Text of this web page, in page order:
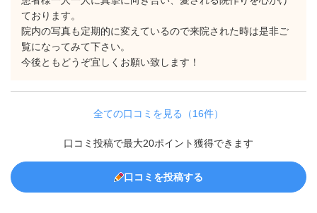
ております。
院内の写真も定期的に変えているので来院された時は是非ご
覧になってみて下さい。
今後ともどうぞ宜しくお願い致します！
全ての口コミを見る（16件）
口コミ投稿で最大20ポイント獲得できます
口コミを投稿する